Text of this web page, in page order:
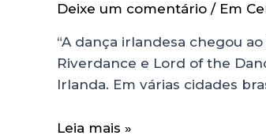
Deixe um comentário / Em
“A dança irlandesa chegou
Riverdance e Lord of the
Irlanda. Em várias cidades
Leia mais »